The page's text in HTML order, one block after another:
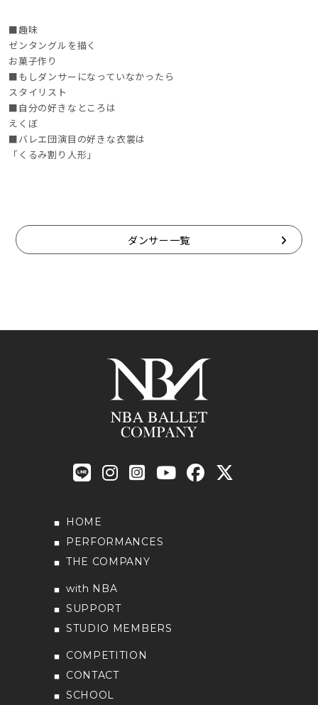
■趣味
ゼンタングルを描く
お菓子作り
■もしダンサーになっていなかったら
スタイリスト
■自分の好きなところは
えくぼ
■バレエ団演目の好きな衣裳は
「くるみ割り人形」
ダンサー一覧
HOME
PERFORMANCES
THE COMPANY
with NBA
SUPPORT
STUDIO MEMBERS
COMPETITION
CONTACT
SCHOOL